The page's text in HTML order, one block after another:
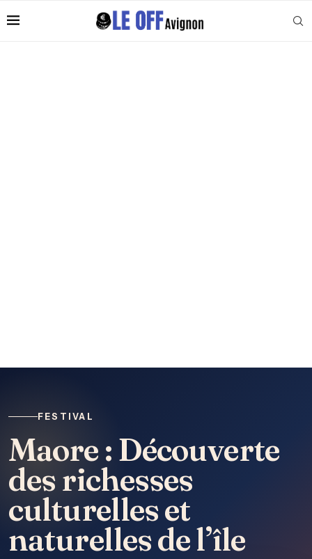
FESTIVAL
Maore : Découverte
des richesses
culturelles et
naturelles de l’île